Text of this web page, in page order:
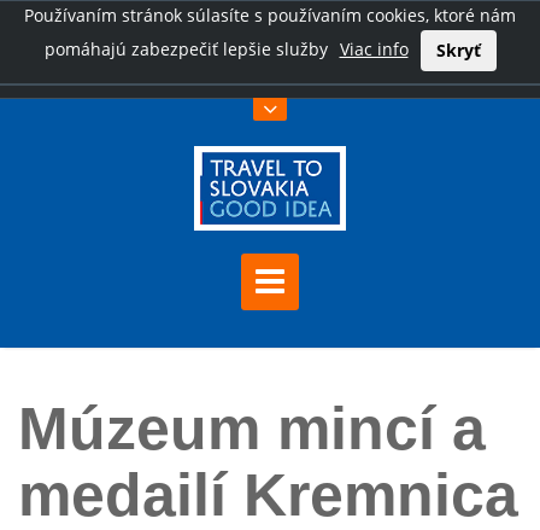
Používaním stránok súlasíte s používaním cookies, ktoré nám
pomáhajú zabezpečiť lepšie služby Viac info Skryť
Múzeum mincí a medailí Kremnica
Múzeum mincí a
medailí Kremnica